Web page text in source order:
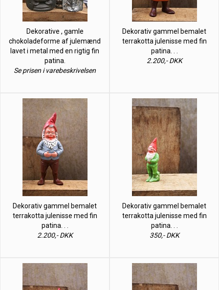
Dekorative , gamle
chokoladeforme af julemænd
lavet i metal med en rigtig fin
patina.
Se prisen i varebeskrivelsen
Dekorativ gammel bemalet
terrakotta julenisse med fin
patina. . .
2.200,- DKK
Dekorativ gammel bemalet
terrakotta julenisse med fin
patina. . .
2.200,- DKK
Dekorativ gammel bemalet
terrakotta julenisse med fin
patina. . .
350,- DKK